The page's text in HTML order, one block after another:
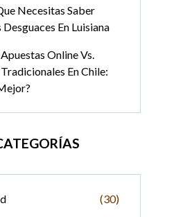
Necesitas Saber
Desguaces En Luisiana
Online Vs.
En Chile:
(30)